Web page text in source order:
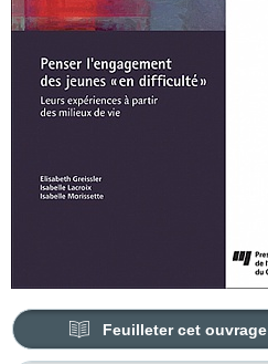
Feuilleter cet ouvrage